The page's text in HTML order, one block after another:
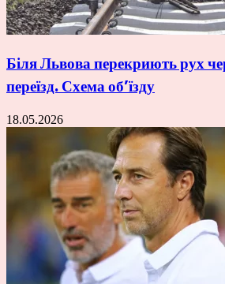
Біля Львова перекриють рух
переїзд. Схема об’їзду
18.05.2026